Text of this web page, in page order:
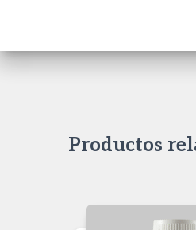
Productos